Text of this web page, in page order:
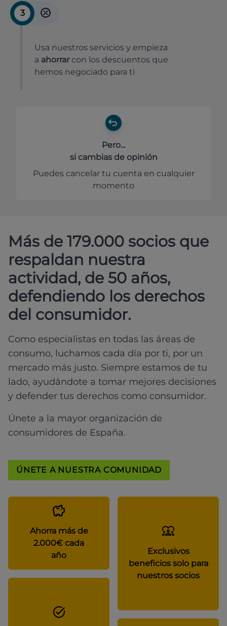
3
Usa nuestros servicios y empieza
a ahorrar con los descuentos que
hemos negociado para ti
Pero...
si cambias de opinión
Puedes cancelar tu cuenta en cualquier
momento
Más de 179.000 socios que
respaldan nuestra
actividad, de 50 años,
defendiendo los derechos
del consumidor.
Como especialistas en todas las áreas de
consumo, luchamos cada día por ti, por un
mercado más justo. Siempre estamos de tu
lado, ayudándote a tomar mejores decisiones
y defender tus derechos como consumidor.
Únete a la mayor organización de
consumidores de España.
ÚNETE A NUESTRA COMUNIDAD
Ahorra más de
2.000€ cada
año
Exclusivos
beneficios solo para
nuestros socios